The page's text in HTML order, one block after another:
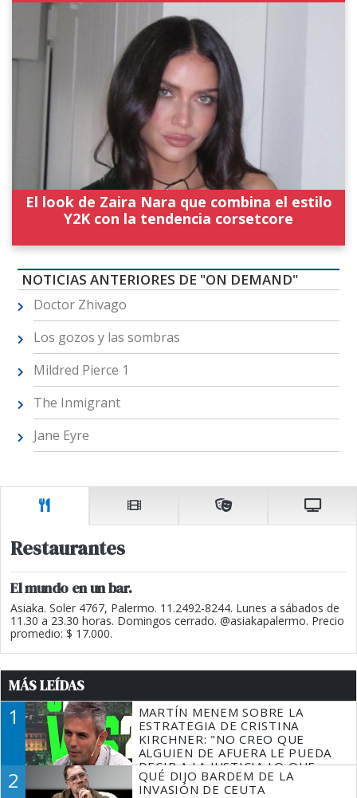
El look de Zaira Nara que combina el estilo
Y2K con la tendencia corsetcore
NOTICIAS ANTERIORES DE "ON DEMAND"
Doctor Zhivago
Los gozos y las sombras
Mildred Pierce 1
The Inmigrant
Jane Eyre
Restaurantes
El mundo en un bar.
Asiaka. Soler 4767, Palermo. 11.2492-8244. Lunes a sábados de
11.30 a 23.30 horas. Domingos cerrado. @asiakapalermo. Precio
promedio: $ 17.000.
MÁS LEÍDAS
1
MARTÍN MENEM SOBRE LA
ESTRATEGIA DE CRISTINA
KIRCHNER: "NO CREO QUE
ALGUIEN DE AFUERA LE PUEDA
DECIR A LA JUSTICIA LO QUE
TIENE QUE HACER"
2
QUÉ DIJO BARDEM DE LA
INVASIÓN DE CEUTA